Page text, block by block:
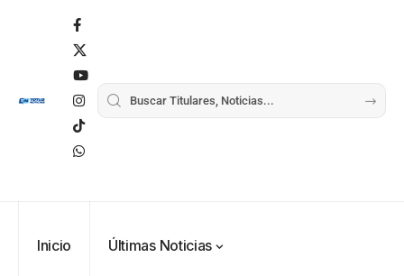
Inicio Últimas Noticias